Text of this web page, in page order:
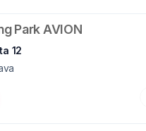
Park AVION
12